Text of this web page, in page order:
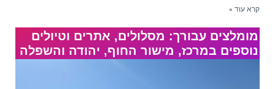
קרא עוד »
מומלצים עבורך: מסלולים, אתרים וטיולים
נוספים במרכז, מישור החוף, יהודה והשפלה